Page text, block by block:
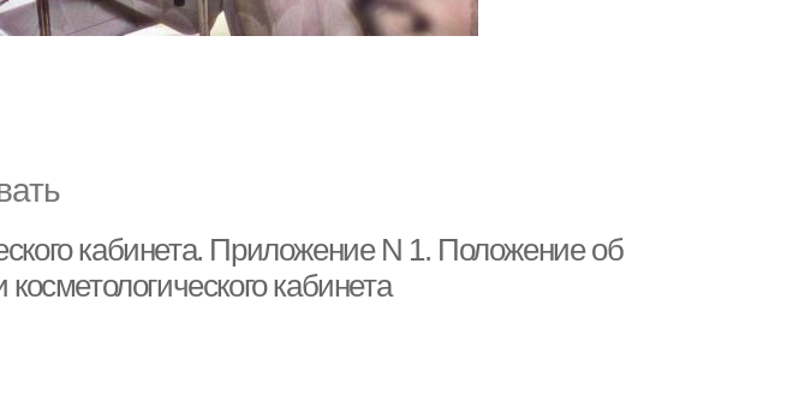
кабинета. Приложение N 1. Положение об
кабинета